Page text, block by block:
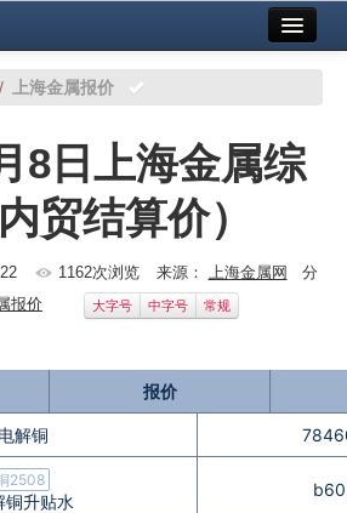
告服务
/ 上海金属报价
8日上海金属综
贸结算价）
1162次浏览 来源： 上海金属网 分
报价 大字号 中字号 常规
报价
解铜
2508
铜升贴水